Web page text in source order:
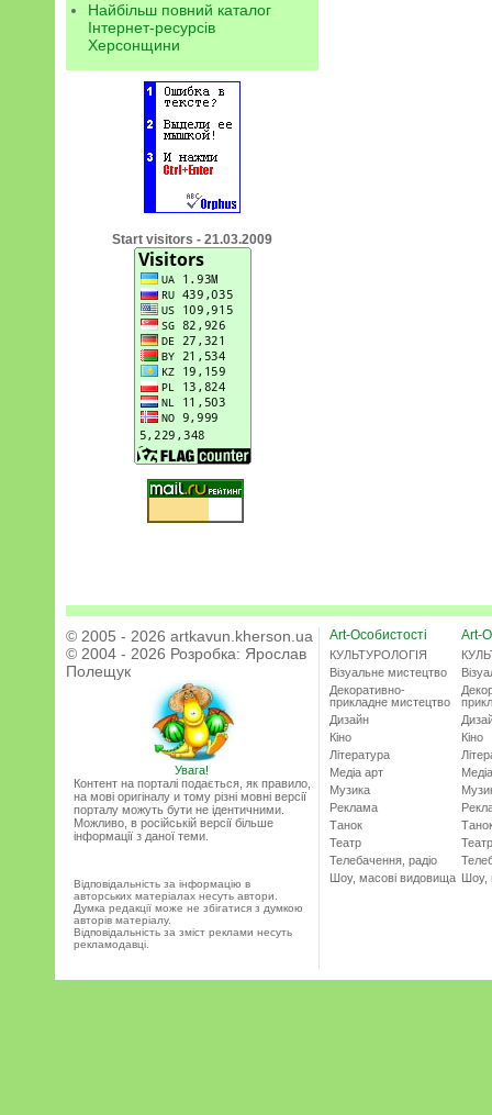
Найбільш повний каталог
Інтернет-ресурсів
Херсонщини
Start visitors - 21.03.2009
© 2005 - 2026 artkavun.kherson.ua
© 2004 - 2026 Розробка: Ярослав
Полещук
Увага!
Контент на порталі подається, як правило,
на мові оригіналу и тому різні мовні версії
порталу можуть бути не ідентичними.
Можливо, в російській версії більше
інформації з даної теми.
Відповідальність за інформацію в
авторських матеріалах несуть автори.
Думка редакції може не збігатися з думкою
авторів матеріалу.
Відповідальність за зміст реклами несуть
рекламодавці.
Art-Особистості
КУЛЬТУРОЛОГІЯ
Візуальне мистецтво
Декоративно-
прикладне мистецтво
Дизайн
Кіно
Література
Медіа арт
Музика
Реклама
Танок
Театр
Телебачення, радіо
Шоу, масові видовища
Art-
Кіно
Театр
Шоу,